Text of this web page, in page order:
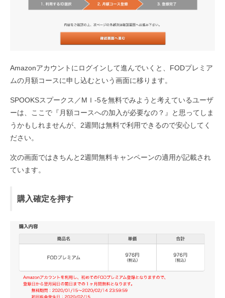
Amazonアカウントにログインして進んでいくと、FODプレミア
ムの月額コースに申し込むという画面に移ります。
SPOOKSスプークス／MＩ-5を無料でみようと考えているユーザ
ーは、ここで『月額コースへの加入が必要なの？』と思ってしま
うかもしれませんが、2週間は無料で利用できるので安心してく
ださい。
次の画面ではきちんと2週間無料キャンペーンの適用が記載され
ています。
購入確定を押す